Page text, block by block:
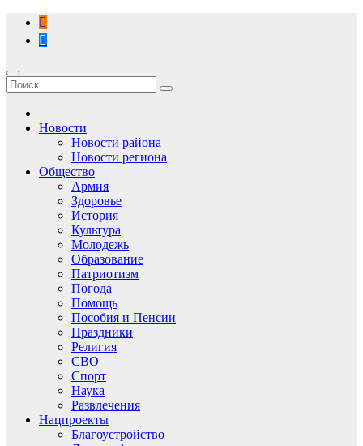
Перейти
содержимому
Новости
Новости района
Новости региона
Общество
Армия
Здоровье
История
Культура
Молодежь
Образование
Патриотизм
Погода
Помощь
Пособия и Пенсии
Праздники
Религия
СВО
Спорт
Наука
Развлечения
Нацпроекты
Благоустройство